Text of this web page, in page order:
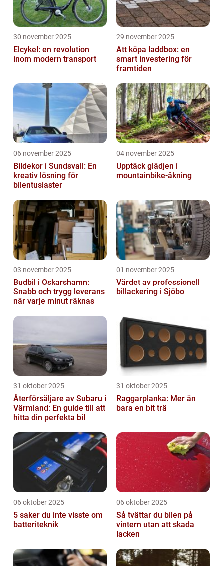
30 november 2025
Elcykel: en revolution
inom modern transport
29 november 2025
Att köpa laddbox: en
smart investering för
framtiden
06 november 2025
Bildekor i Sundsvall: En
kreativ lösning för
bilentusiaster
04 november 2025
Upptäck glädjen i
mountainbike-åkning
03 november 2025
Budbil i Oskarshamn:
Snabb och trygg leverans
när varje minut räknas
01 november 2025
Värdet av professionell
billackering i Sjöbo
31 oktober 2025
Återförsäljare av Subaru i
Värmland: En guide till att
hitta din perfekta bil
31 oktober 2025
Raggarplanka: Mer än
bara en bit trä
06 oktober 2025
5 saker du inte visste om
batteriteknik
06 oktober 2025
Så tvättar du bilen på
vintern utan att skada
lacken